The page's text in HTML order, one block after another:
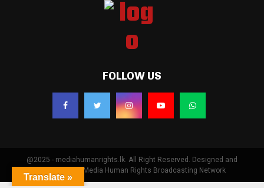
FOLLOW US
@2025 - mediahumanrights.lk. All Right Reserved. Designed and
Developed by Media Human Rights Broadcasting Network
Translate »